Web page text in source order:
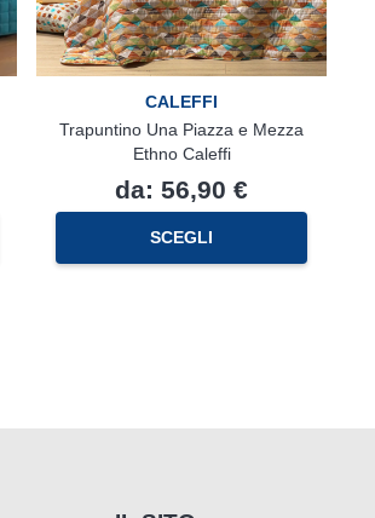
CALEFFI
Trapuntino Una Piazza e Mezza
Ethno Caleffi
da: 56,90 €
SCEGLI